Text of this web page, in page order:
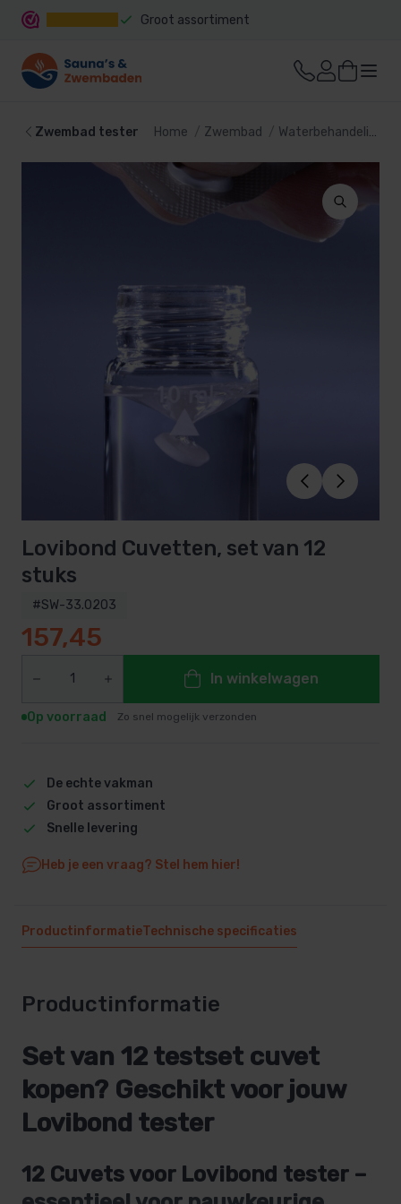
Groot assortiment
Zwembad tester Home Zwembad Waterbehandeling
Lovibond Cuvetten, set van 12
stuks
#SW-33.0203
157,45
In winkelwagen
Op voorraad Zo snel mogelijk verzonden
De echte vakman
Groot assortiment
Snelle levering
Heb je een vraag? Stel hem hier!
ProductinformatieTechnische specificaties
Productinformatie
Set van 12 testset cuvet
kopen? Geschikt voor jouw
Lovibond tester
12 Cuvets voor Lovibond tester –